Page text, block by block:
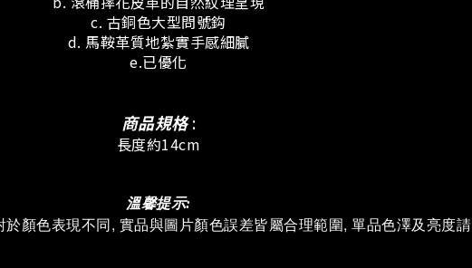
c. 古銅色大型問號鈎
d. 馬鞍革質地紮實手感細膩
e.已優化
商品規格:
長度約14cm
溫馨提示:
於顏色表現不同, 實品與圖片顏色誤差皆屬合理範圍, 單品色澤及亮度